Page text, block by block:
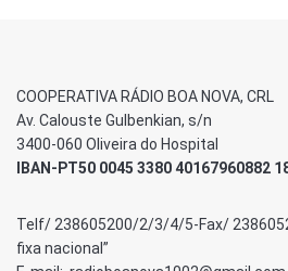
COOPERATIVA RÁDIO BOA NOVA, CRL
Av. Calouste Gulbenkian, s/n
3400-060 Oliveira do Hospital
IBAN-PT50 0045 3380 40167960882
Telf/ 238605200/2/3/4/5-Fax/
fixa nacional”